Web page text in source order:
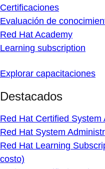
Certificaciones
Evaluación de
Red Hat Academy
Learning subscription
Explorar capacitaciones
Destacados
Red Hat Certified System
Red Hat System
Red Hat Learning
costo)